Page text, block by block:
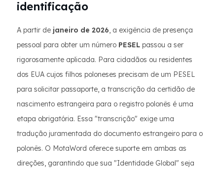
identificação
A partir de janeiro de 2026, a exigência de presença
pessoal para obter um número PESEL passou a ser
rigorosamente aplicada. Para cidadãos ou residentes
dos EUA cujos filhos poloneses precisam de um PESEL
para solicitar passaporte, a transcrição da certidão de
nascimento estrangeira para o registro polonês é uma
etapa obrigatória. Essa "transcrição" exige uma
tradução juramentada do documento estrangeiro para o
polonês. O MotaWord oferece suporte em ambas as
direções, garantindo que sua "Identidade Global" seja